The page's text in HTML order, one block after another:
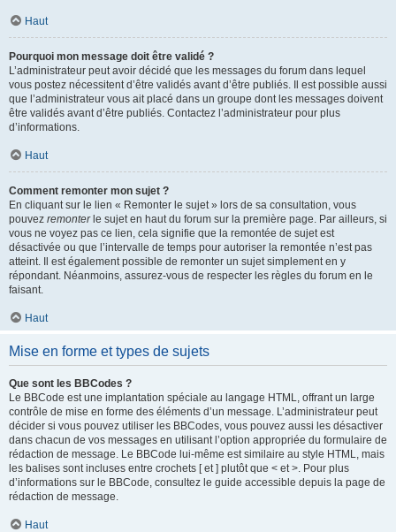
Haut
Pourquoi mon message doit être validé ?
L’administrateur peut avoir décidé que les messages du forum dans lequel
vous postez nécessitent d’être validés avant d’être publiés. Il est possible aussi
que l’administrateur vous ait placé dans un groupe dont les messages doivent
être validés avant d’être publiés. Contactez l’administrateur pour plus
d’informations.
Haut
Comment remonter mon sujet ?
En cliquant sur le lien « Remonter le sujet » lors de sa consultation, vous
pouvez remonterle sujet en haut du forum sur la première page. Par ailleurs, si
vous ne voyez pas ce lien, cela signifie que la remontée de sujet est
désactivée ou que l’intervalle de temps pour autoriser la remontée n’est pas
atteint. Il est également possible de remonter un sujet simplement en y
répondant. Néanmoins, assurez-vous de respecter les règles du forum en le
faisant.
Haut
Mise en forme et types de sujets
Que sont les BBCodes ?
Le BBCode est une implantation spéciale au langage HTML, offrant un large
contrôle de mise en forme des éléments d’un message. L’administrateur peut
décider si vous pouvez utiliser les BBCodes, vous pouvez aussi les désactiver
dans chacun de vos messages en utilisant l’option appropriée du formulaire de
rédaction de message. Le BBCode lui-même est similaire au style HTML, mais
les balises sont incluses entre crochets [ et ] plutôt que < et >. Pour plus
d’informations sur le BBCode, consultez le guide accessible depuis la page de
rédaction de message.
Haut